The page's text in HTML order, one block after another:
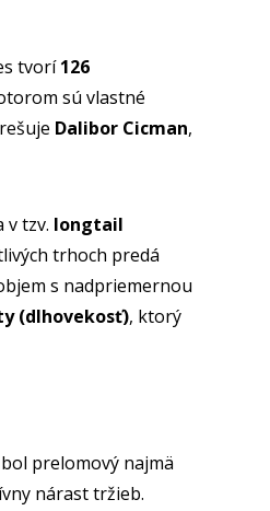
tvorí126
sú vlastné
Dalibor Cicman,
v tzv. longtail
trhoch predá
s nadpriemernou
(dlhovekosť), ktorý
prelomový najmä
nárast tržieb.